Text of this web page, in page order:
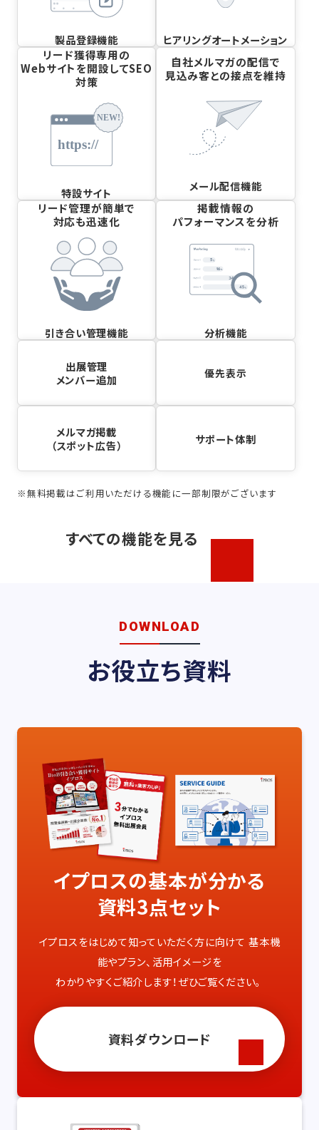
製品登録機能
ヒアリングオートメーション
リード獲得専用の
Webサイトを開設してSEO
対策
特設サイト
自社メルマガの配信で
見込み客との接点を維持
メール配信機能
リード管理が簡単で
対応も迅速化
引き合い管理機能
掲載情報の
パフォーマンスを分析
分析機能
出展管理
メンバー追加
優先表示
メルマガ掲載
（スポット広告）
サポート体制
※無料掲載はご利用いただける機能に一部制限がございます
すべての機能を見る
DOWNLOAD
お役立ち資料
イプロスの基本が分かる
資料3点セット
イプロスをはじめて知っていただく方に向けて 基本機
能やプラン、活用イメージを
わかりやすくご紹介します！ぜひご覧ください。
資料ダウンロード